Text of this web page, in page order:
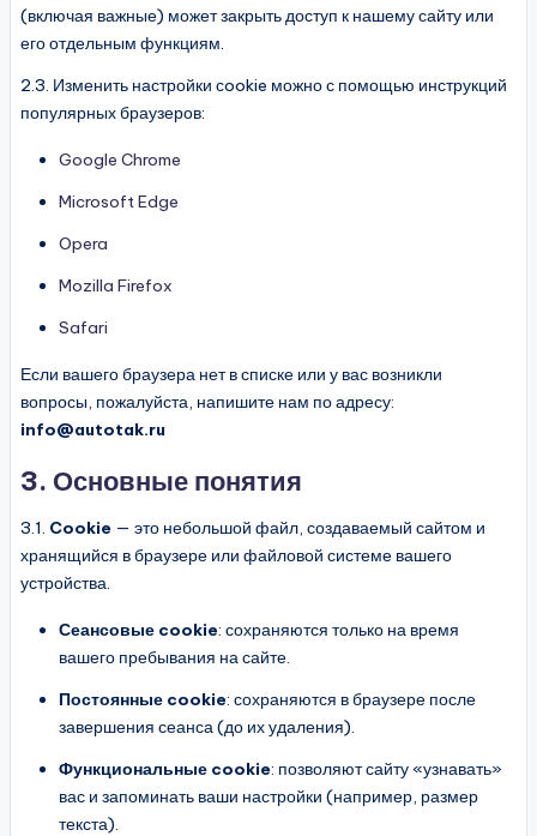
(включая важные) может закрыть доступ к нашему сайту или
его отдельным функциям.
2.3. Изменить настройки сookie можно с помощью инструкций
популярных браузеров:
Google Chrome
Microsoft Edge
Opera
Mozilla Firefox
Safari
Если вашего браузера нет в списке или у вас возникли
вопросы, пожалуйста, напишите нам по адресу:
info@autotak.ru
3. Основные понятия
3.1. Cookie — это небольшой файл, создаваемый сайтом и
хранящийся в браузере или файловой системе вашего
устройства.
Сеансовые cookie: сохраняются только на время
вашего пребывания на сайте.
Постоянные cookie: сохраняются в браузере после
завершения сеанса (до их удаления).
Функциональные cookie: позволяют сайту «узнавать»
вас и запоминать ваши настройки (например, размер
текста).